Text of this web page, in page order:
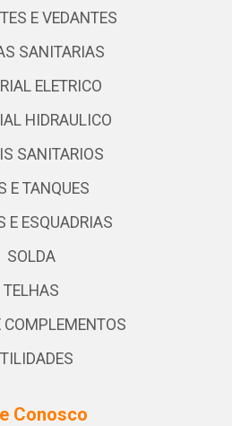
E VEDANTES
SANITARIAS
ELETRICO
HIDRAULICO
SANITARIOS
E TANQUES
E ESQUADRIAS
SOLDA
TELHAS
COMPLEMENTOS
Conosco